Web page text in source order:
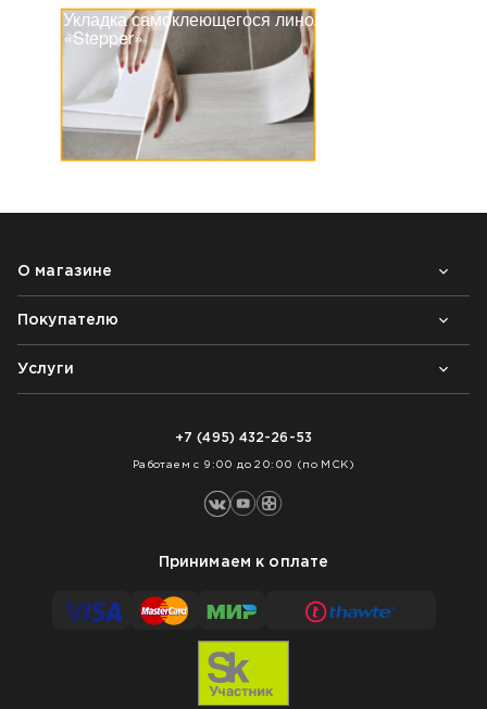
Укладка самоклеющегося линолеума
«Stepper»
О магазине
Почему выбирают нас
Контакты
Блог
Покупателю
Возврат товара
Как заказать
Услуги
+7 (495) 432-26-53
Работаем с 9:00 до 20:00 (по МСК)
Принимаем к оплате